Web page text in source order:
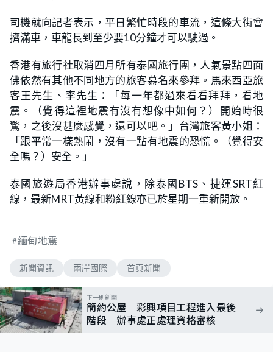
司機就向記者表示，平日繁忙時段的車流，這條大街會
擠滿車，車龍長到至少要10分鐘才可以駛過。
香港有旅行社取消四月所有泰國旅行團，人氣景點四面
佛依然有其他不同地方的旅客慕名來參拜。馬來西亞旅
客王先生、李先生：「每一年都過來看看拜拜，看地
震。（覺得這裡地震有沒有想像中如何？）開始時很
驚，之後沒甚麼感覺，還可以吧。」台灣旅客黃小姐：
「跟平常一樣熱鬧，沒有一點有地震的恐慌。（覺得安
全嗎？）安全。」
泰國旅遊局香港辦事處說，除泰國BTS、捷運SRT紅
線，最新MRT黃線和粉紅線亦已於星期一重新開放。
緬甸地震
新聞資訊 兩岸國際 首頁新聞
下一則新聞
簡約公屋｜彩興項目工程進入最後
階段 辦事處正處理資格審核